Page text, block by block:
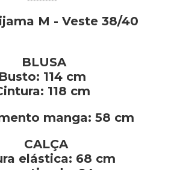
M - Veste 38/40
BLUSA
Busto: 114 cm
118 cm
manga: 58 cm
CALÇA
elástica: 68 cm